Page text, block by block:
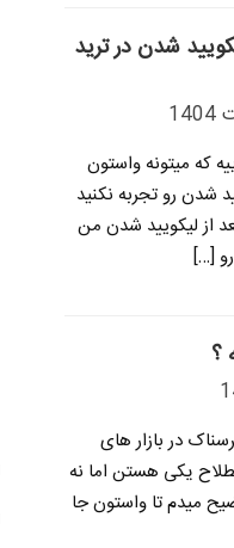
شدن در ترید
که میتونه واستون
شدن رو تجربه نکنید
از لیکویید شدن من
[…]
؟
در بازار های
یکی هستن اما نه
میدم تا واستون جا